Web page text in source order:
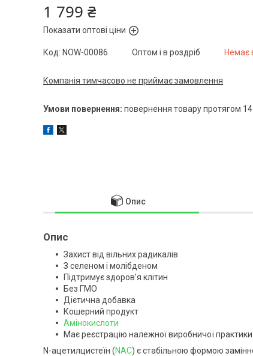
1 799 ₴
Показати оптові ціни
Немає
Оптом і в роздріб
Код: NOW-00086
Компанія тимчасово не приймає замовлення
повернення товару протягом 14
Опис
Опис
Захист від вільних радикалів
З селеном і молібденом
Підтримує здоров’я клітин
Без ГМО
Дієтична добавка
Кошерний продукт
Амінокислоти
Має реєстрацію належної виробничої
N-ацетилцистеїн (NAC) є стабільною формою